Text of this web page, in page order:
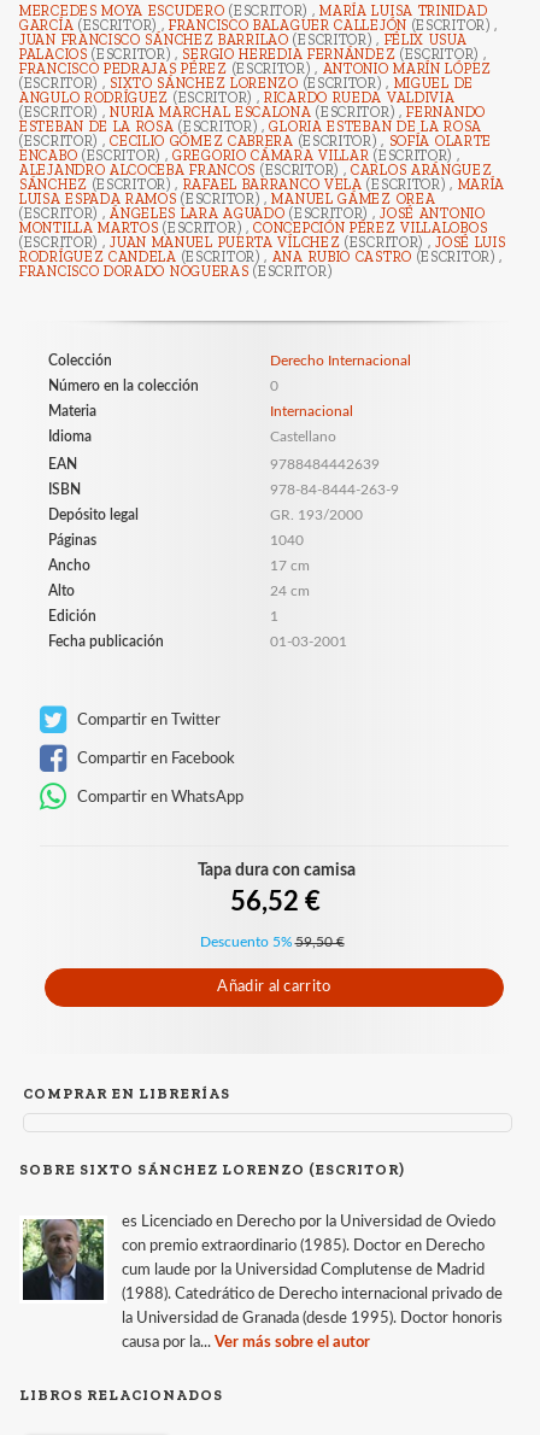
MERCEDES MOYA ESCUDERO (ESCRITOR) ,MARÍA LUISA TRINIDAD
GARCÍA (ESCRITOR) ,FRANCISCO BALAGUER CALLEJÓN (ESCRITOR) ,
JUAN FRANCISCO SÁNCHEZ BARRILAO (ESCRITOR) , FÉLIX USUA
PALACIOS (ESCRITOR) , SERGIO HEREDIA FERNÁNDEZ (ESCRITOR) ,
FRANCISCO PEDRAJAS PÉREZ (ESCRITOR) , ANTONIO MARÍN LÓPEZ
(ESCRITOR) , SIXTO SÁNCHEZ LORENZO (ESCRITOR) , MIGUEL DE
ANGULO RODRÍGUEZ (ESCRITOR) ,RICARDO RUEDA VALDIVIA
(ESCRITOR) ,NURIA MARCHAL ESCALONA (ESCRITOR) ,FERNANDO
ESTEBAN DE LA ROSA (ESCRITOR) ,GLORIA ESTEBAN DE LA ROSA
(ESCRITOR) ,CECILIO GÓMEZ CABRERA (ESCRITOR) , SOFÍA OLARTE
ENCABO (ESCRITOR) ,GREGORIO CÁMARA VILLAR (ESCRITOR) ,
ALEJANDRO ALCOCEBA FRANCOS (ESCRITOR) ,CARLOS ARÁNGUEZ
SÁNCHEZ (ESCRITOR) , RAFAEL BARRANCO VELA (ESCRITOR) , MARÍA
LUISA ESPADA RAMOS (ESCRITOR) ,MANUEL GÁMEZ OREA
(ESCRITOR) , ÁNGELES LARA AGUADO (ESCRITOR) ,JOSÉ ANTONIO
MONTILLA MARTOS (ESCRITOR) ,CONCEPCIÓN PÉREZ VILLALOBOS
(ESCRITOR) ,JUAN MANUEL PUERTA VÍLCHEZ (ESCRITOR) ,JOSÉ LUIS
RODRÍGUEZ CANDELA (ESCRITOR) , ANA RUBIO CASTRO (ESCRITOR) ,
FRANCISCO DORADO NOGUERAS (ESCRITOR)
Colección
Derecho Internacional
Número en la colección
0
Materia
Internacional
Idioma
Castellano
EAN
9788484442639
ISBN
978-84-8444-263-9
Depósito legal
GR. 193/2000
Páginas
1040
Ancho
17 cm
Alto
24 cm
Edición
1
Fecha publicación
01-03-2001
Compartir en Twitter
Compartir en Facebook
Compartir en WhatsApp
Tapa dura con camisa
56,52 €
Descuento 5% 59,50 €
Añadir al carrito
COMPRAR EN LIBRERÍAS
SOBRE SIXTO SÁNCHEZ LORENZO (ESCRITOR)
es Licenciado en Derecho por la Universidad de Oviedo
con premio extraordinario (1985). Doctor en Derecho
cum laude por la Universidad Complutense de Madrid
(1988). Catedrático de Derecho internacional privado de
la Universidad de Granada (desde 1995). Doctor honoris
causa por la... Ver más sobre el autor
LIBROS RELACIONADOS